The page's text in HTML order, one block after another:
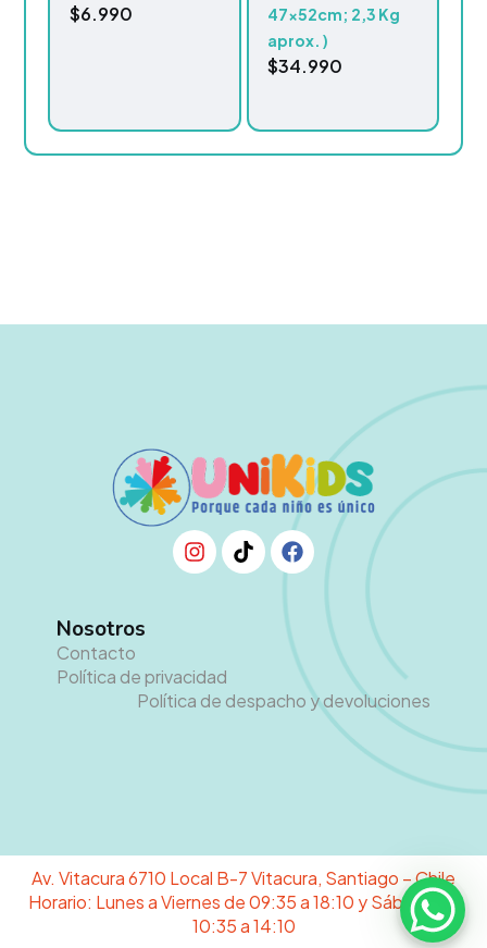
$6.990
47x52cm; 2,3 Kg
aprox. )
$34.990
Nosotros
Contacto
Política de privacidad
Política de despacho y devoluciones
Av. Vitacura 6710 Local B-7 Vitacura, Santiago – Chile
Horario: Lunes a Viernes de 09:35 a 18:10 y Sábado de
10:35 a 14:10